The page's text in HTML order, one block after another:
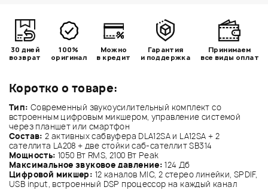
Коротко о товаре:
Тип: Современный звукоусилительный комплект со
встроенным цифровым микшером, управление системой
через планшет или смартфон
Состав:2 активных сабвуфера DLA12SA и LA12SA + 2
сателлита LA208 + две стойки саб-сателлит SB314
Мощность: 1050 Вт RMS, 2100 Вт Peak
Максимальное звуковое давление:124 Дб
Цифровой микшер: 12 каналов MIC, 2 стерео линейки, SPDIF,
USB input, встроенный DSP процессор на каждый канал
30 дней
возврат
100%
оригинал
Можно
в кредит
Гарантия
и поддержка
Принимаем
все виды оплат